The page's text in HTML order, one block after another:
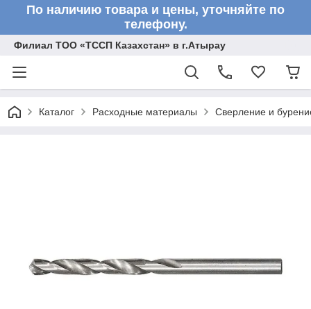
По наличию товара и цены, уточняйте по
телефону.
Филиал ТОО «ТССП Казахстан» в г.Атырау
Каталог Расходные материалы Сверление и